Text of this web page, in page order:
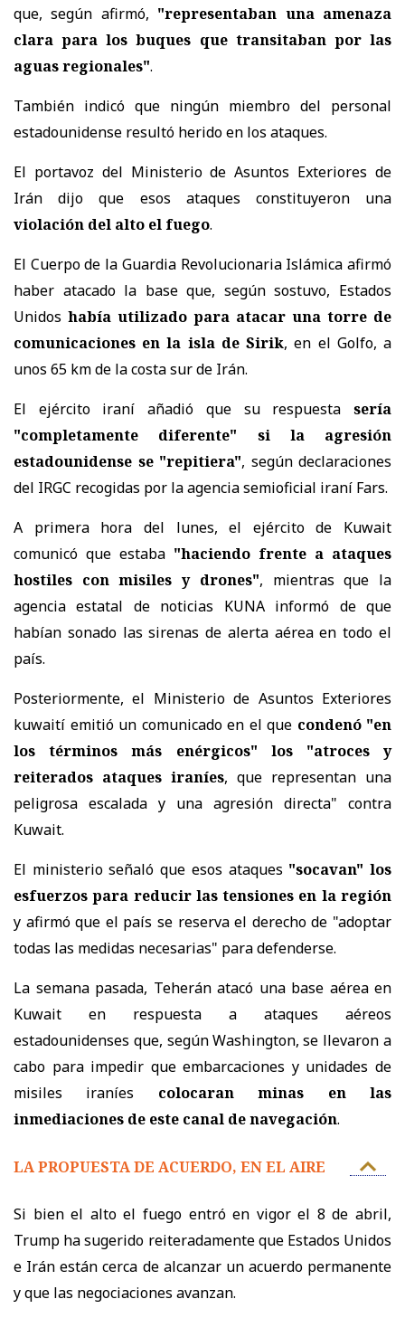
que, según afirmó, "representaban una amenaza
clara para los buques que transitaban por las
aguas regionales".
También indicó que ningún miembro del personal
estadounidense resultó herido en los ataques.
El portavoz del Ministerio de Asuntos Exteriores de
Irán dijo que esos ataques constituyeron una
violación del alto el fuego.
El Cuerpo de la Guardia Revolucionaria Islámica afirmó
haber atacado la base que, según sostuvo, Estados
Unidos había utilizado para atacar una torre de
comunicaciones en la isla de Sirik, en el Golfo, a
unos 65 km de la costa sur de Irán.
El ejército iraní añadió que su respuesta sería
"completamente diferente" si la agresión
estadounidense se "repitiera", según declaraciones
del IRGC recogidas por la agencia semioficial iraní Fars.
A primera hora del lunes, el ejército de Kuwait
comunicó que estaba "haciendo frente a ataques
hostiles con misiles y drones", mientras que la
agencia estatal de noticias KUNA informó de que
habían sonado las sirenas de alerta aérea en todo el
país.
Posteriormente, el Ministerio de Asuntos Exteriores
kuwaití emitió un comunicado en el que condenó "en
los términos más enérgicos" los "atroces y
reiterados ataques iraníes, que representan una
peligrosa escalada y una agresión directa" contra
Kuwait.
El ministerio señaló que esos ataques "socavan" los
esfuerzos para reducir las tensiones en la región
y afirmó que el país se reserva el derecho de "adoptar
todas las medidas necesarias" para defenderse.
La semana pasada, Teherán atacó una base aérea en
Kuwait en respuesta a ataques aéreos
estadounidenses que, según Washington, se llevaron a
cabo para impedir que embarcaciones y unidades de
misiles iraníes colocaran minas en las
inmediaciones de este canal de navegación.
LA PROPUESTA DE ACUERDO, EN EL AIRE
Si bien el alto el fuego entró en vigor el 8 de abril,
Trump ha sugerido reiteradamente que Estados Unidos
e Irán están cerca de alcanzar un acuerdo permanente
y que las negociaciones avanzan.